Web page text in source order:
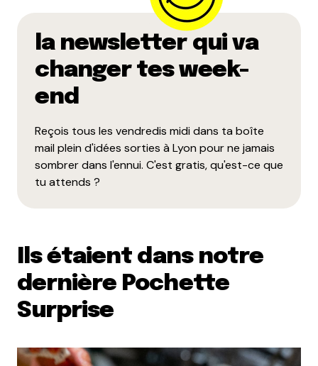
Enregistrer mon nom, mon e-mail et mon site dans le
navigateur pour mon prochain commentaire.
la newsletter qui va
changer tes week-
end
Reçois tous les vendredis midi dans ta boîte
mail plein d'idées sorties à Lyon pour ne jamais
sombrer dans l'ennui. C'est gratis, qu'est-ce que
tu attends ?
Ils étaient dans notre
dernière Pochette
Surprise